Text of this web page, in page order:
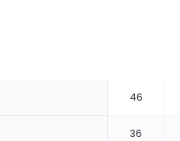
46
36